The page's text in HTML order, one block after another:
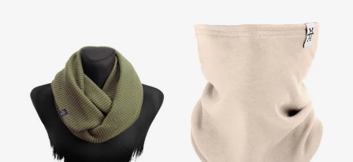
Varianten
Optionen
können
Produktseite
gewählt